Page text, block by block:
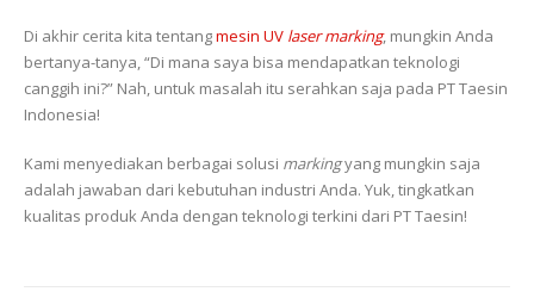
Di akhir cerita kita tentangmesin UV laser marking, mungkin Anda
bertanya-tanya, “Di mana saya bisa mendapatkan teknologi
canggih ini?” Nah, untuk masalah itu serahkan saja pada PT Taesin
Indonesia!
Kami menyediakan berbagai solusi markingyang mungkin saja
adalah jawaban dari kebutuhan industri Anda. Yuk, tingkatkan
kualitas produk Anda dengan teknologi terkini dari PT Taesin!